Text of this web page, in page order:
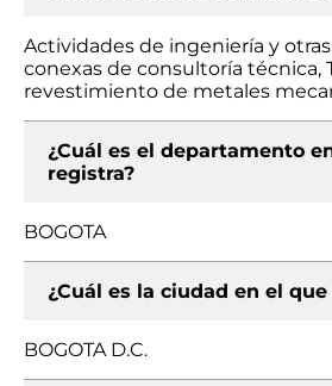
Actividades de ingeniería y
conexas de consultoría técnica,
revestimiento de metales
¿Cuál es el departamento
registra?
BOGOTA
¿Cuál es la ciudad en el
BOGOTA D.C.